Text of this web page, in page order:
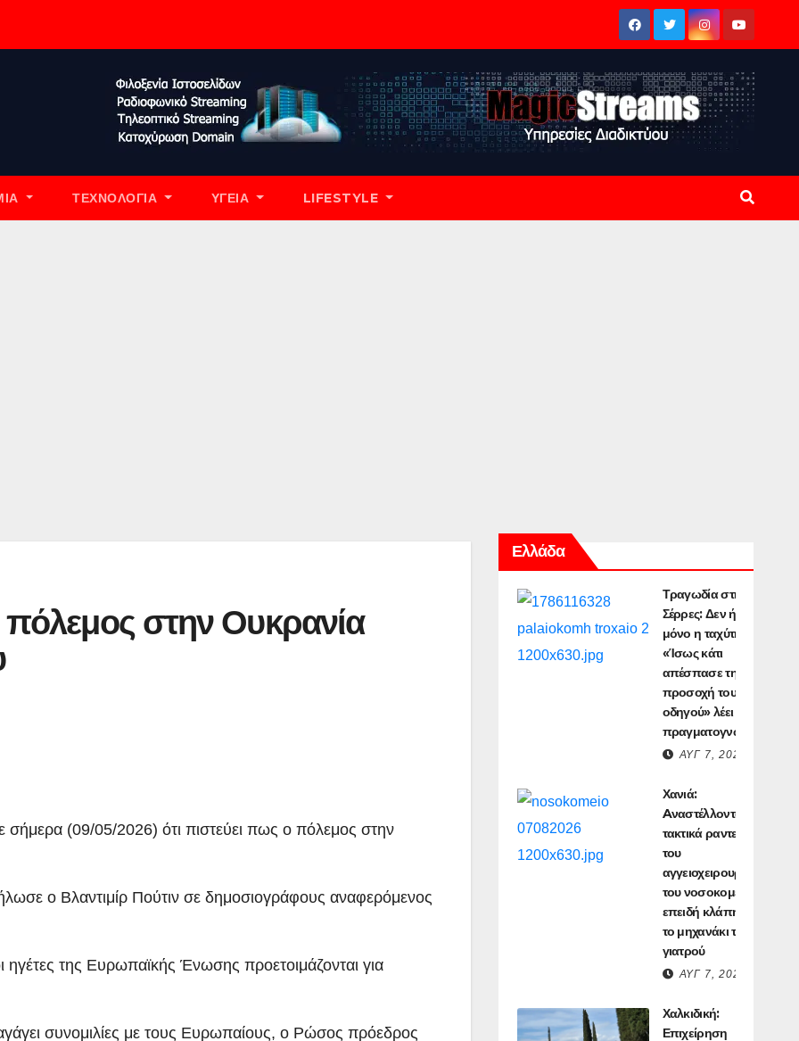
ΤΕΧΝΟΛΟΓΊΑ ΥΓΕΊΑ LIFESTYLE
πόλεμος στην Ουκρανία
(09/05/2026) ότι πιστεύει πως ο πόλεμος στην
ο Βλαντιμίρ Πούτιν σε δημοσιογράφους αναφερόμενος
της Ευρωπαϊκής Ένωσης προετοιμάζονται για
συνομιλίες με τους Ευρωπαίους, ο Ρώσος πρόεδρος
Ελλάδα
Τραγωδία στις
Σέρρες: Δεν ήταν
μόνο η ταχύτητα –
«Ίσως κάτι
απέσπασε την
προσοχή του
οδηγού» λέει
πραγματογνώμονας
ΑΥΓ 7, 2026
Χανιά:
Aναστέλλονται τα
τακτικά ραντεβού
του
αγγειοχειρουργού
του νοσοκομείου
επειδή κλάπηκε
το μηχανάκι του
γιατρού
ΑΥΓ 7, 2026
Χαλκιδική:
Επιχείρηση